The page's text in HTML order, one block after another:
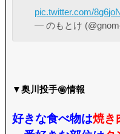
pic.twitter.com/
— のもとけ
▼奥川投手㊙情報
好きな食べ物は焼き